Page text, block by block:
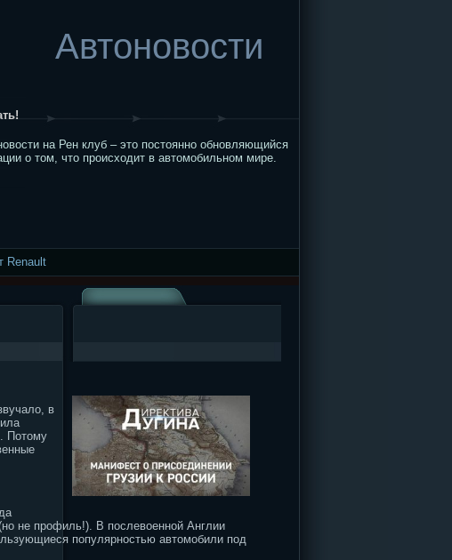
Автоновости
на Рен клуб – это постоянно обновляющийся
о том, что происходит в автомобильном мире.
Renault
в
Потому
не профиль!). В послевоенной Англии
популярностью автомобили под